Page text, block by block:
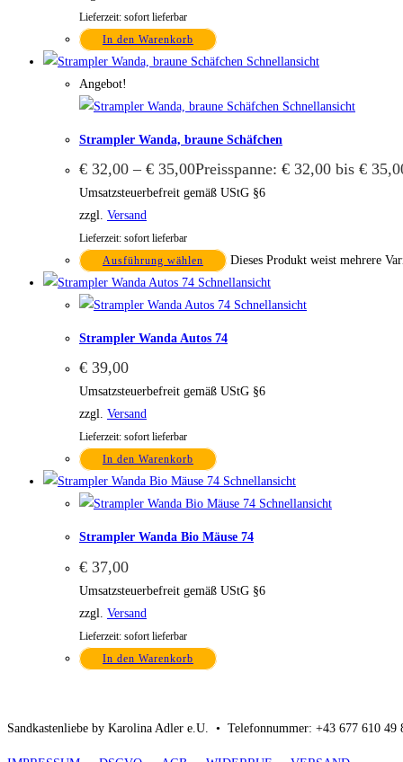
Lieferzeit: sofort lieferbar
In den Warenkorb
Schnellansicht
Angebot!
Schnellansicht
Strampler Wanda, braune Schäfchen
€ 32,00 – € 35,00Preisspanne: € 32,00 bis €
Umsatzsteuerbefreit gemäß UStG §6
zzgl. Versand
Lieferzeit: sofort lieferbar
Ausführung wählen
Dieses Produkt weist mehrere
Schnellansicht
Schnellansicht
Strampler Wanda Autos 74
€ 39,00
Umsatzsteuerbefreit gemäß UStG §6
zzgl. Versand
Lieferzeit: sofort lieferbar
In den Warenkorb
Schnellansicht
Schnellansicht
Strampler Wanda Bio Mäuse 74
€ 37,00
Umsatzsteuerbefreit gemäß UStG §6
zzgl. Versand
Lieferzeit: sofort lieferbar
In den Warenkorb
Sandkastenliebe by Karolina Adler e.U. • Telefonnummer: +43 677 610